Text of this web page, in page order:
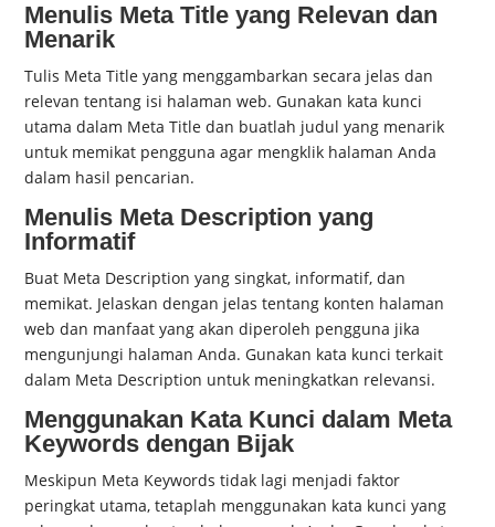
Menulis Meta Title yang Relevan dan
Menarik
Tulis Meta Title yang menggambarkan secara jelas dan
relevan tentang isi halaman web. Gunakan kata kunci
utama dalam Meta Title dan buatlah judul yang menarik
untuk memikat pengguna agar mengklik halaman Anda
dalam hasil pencarian.
Menulis Meta Description yang
Informatif
Buat Meta Description yang singkat, informatif, dan
memikat. Jelaskan dengan jelas tentang konten halaman
web dan manfaat yang akan diperoleh pengguna jika
mengunjungi halaman Anda. Gunakan kata kunci terkait
dalam Meta Description untuk meningkatkan relevansi.
Menggunakan Kata Kunci dalam Meta
Keywords dengan Bijak
Meskipun Meta Keywords tidak lagi menjadi faktor
peringkat utama, tetaplah menggunakan kata kunci yang